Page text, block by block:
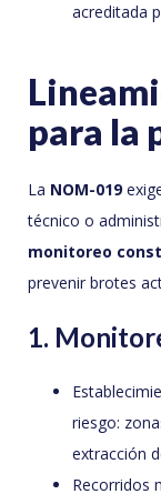
acreditada
para la
La NOM-019
técnico o
monitoreo
prevenir brotes
1.
riesgo:
extracción
Recorridos